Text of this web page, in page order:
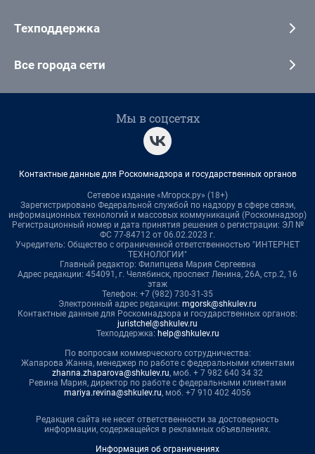
Техподдержка
Все города сети
Мы в соцсетях
Контактные данные для Роскомнадзора и государственных органов
Сетевое издание «Мгорск.ру» (18+)
Зарегистрировано Федеральной службой по надзору в сфере связи,
информационных технологий и массовых коммуникаций (Роскомнадзор)
Регистрационный номер и дата принятия решения о регистрации: ЭЛ №
ФС 77-84712 от 06.02.2023 г.
Учредитель: Общество с ограниченной ответственностью "ИНТЕРНЕТ
ТЕХНОЛОГИИ"
Главный редактор: Филипцева Мария Сергеевна
Адрес редакции: 454091, г. Челябинск, проспект Ленина, 26А, стр.2, 16
этаж
Телефон: +7 (982) 730-31-35
Электронный адрес редакции: mgorsk@shkulev.ru
Контактные данные для Роскомнадзора и государственных органов:
juristchel@shkulev.ru
Техподдержка: help@shkulev.ru
По вопросам коммерческого сотрудничества:
Жапарова Жанна, менеджер по работе с федеральными клиентами
zhanna.zhaparova@shkulev.ru, моб. + 7 982 640 34 32
Ревина Мария, директор по работе с федеральными клиентами
mariya.revina@shkulev.ru, моб. +7 910 402 4056
Редакция сайта не несет ответственности за достоверность
информации, содержащейся в рекламных объявлениях.
Информация об ограничениях